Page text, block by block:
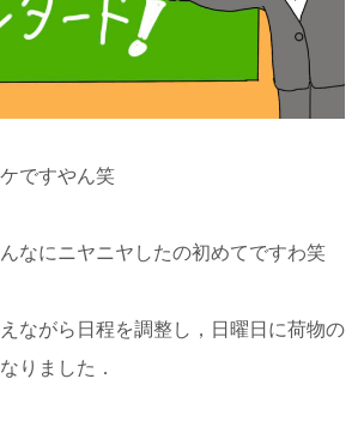
ですやん笑
なにニヤニヤしたの初めてですわ笑
ながら日程を調整し，日曜日に荷物の
りました．